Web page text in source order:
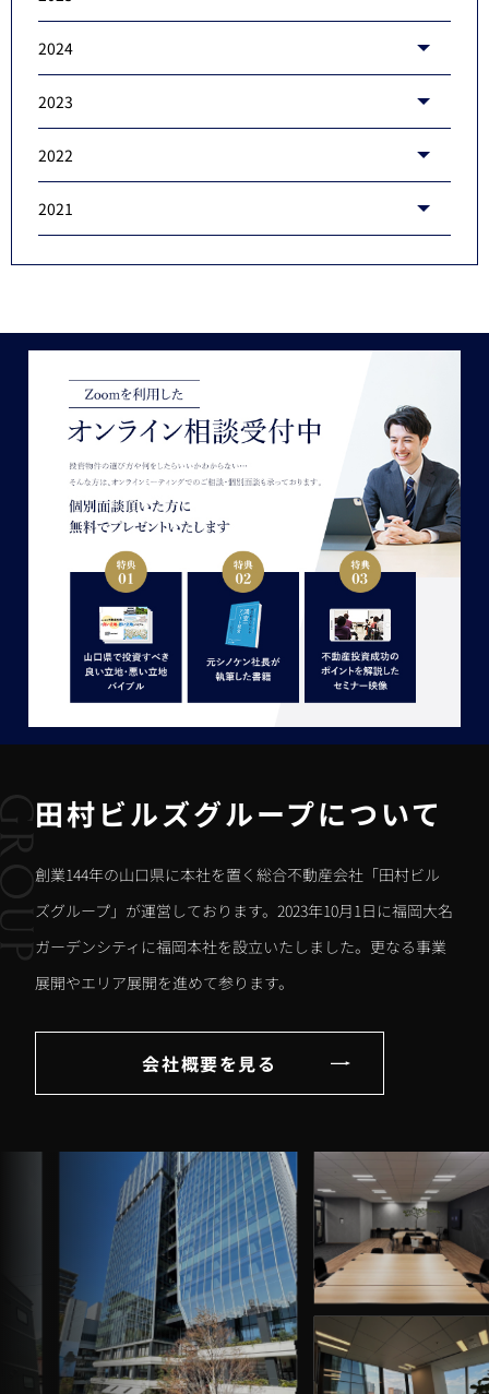
2024
2023
2022
2021
田村ビルズグループについて
創業144年の山口県に本社を置く総合不動産会社「田村ビル
ズグループ」が運営しております。2023年10月1日に福岡大名
ガーデンシティに福岡本社を設立いたしました。更なる事業
展開やエリア展開を進めて参ります。
会社概要を見る